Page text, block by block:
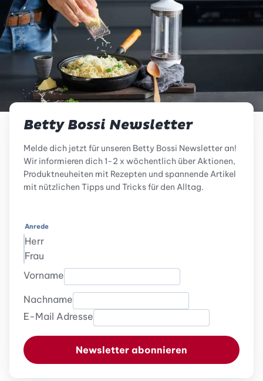
Betty Bossi Newsletter
Melde dich jetzt für unseren Betty Bossi Newsletter an!
Wir informieren dich 1-2 x wöchentlich über Aktionen,
Produktneuheiten mit Rezepten und spannende Artikel
mit nützlichen Tipps und Tricks für den Alltag.
Anrede
Herr
Frau
Vorname
Nachname
E-Mail Adresse
Newsletter abonnieren